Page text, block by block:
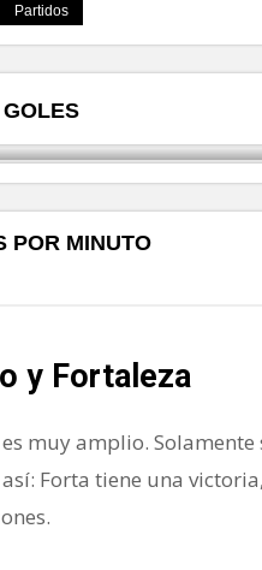
y Fortaleza
muy amplio. Solamente
Forta tiene una